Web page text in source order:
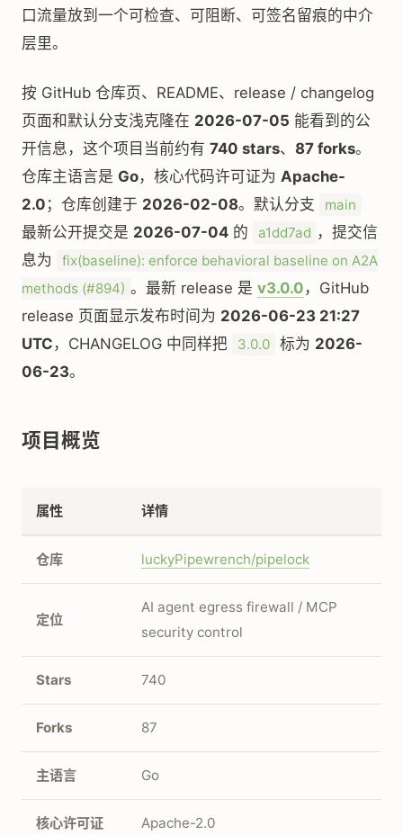
口流量放到一个可检查、可阻断、可签名留痕的中介
层里。
按 GitHub 仓库页、README、release / changelog
页面和默认分支浅克隆在 2026-07-05 能看到的公
开信息，这个项目当前约有 740 stars、 87 forks。
仓库主语言是 Go，核心代码许可证为 Apache-
2.0 ；仓库创建于 2026-02-08。默认分支 main
最新公开提交是 2026-07-04 的 a1dd7ad ，提交信
息为
fix(baseline): enforce behavioral baseline on A2A
methods (#894) 。最新 release 是v3.0.0 ，GitHub
release 页面显示发布时间为 2026-06-23 21:27
UTC ，CHANGELOG 中同样把 3.0.0 标为 2026-
06-23。
项目概览
属性 详情
仓库 luckyPipewrench/pipelock
定位
AI agent egress firewall / MCP
security control
Stars 740
Forks 87
主语言 Go
核心许可证 Apache-2.0